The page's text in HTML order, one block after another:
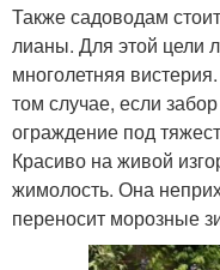
Также садоводам
лианы. Для этой цели
многолетняя
том случае, если
ограждение под
Красиво на живой
жимолость. Она
переносит морозные